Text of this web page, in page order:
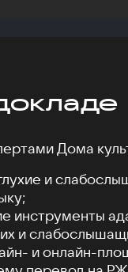
Дома
и
инструменты
и
и онлайн-